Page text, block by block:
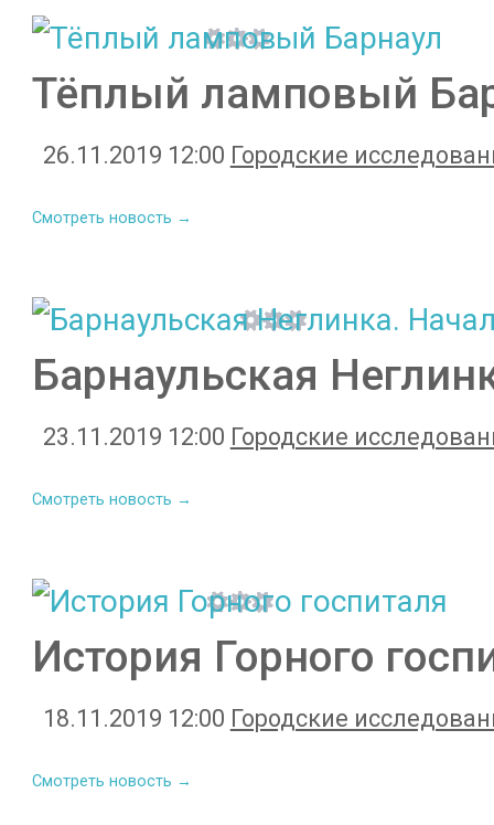
Тёплый ламповый
26.11.2019 12:00 Городские
Смотреть новость →
Барнаульская
23.11.2019 12:00 Городские
Смотреть новость →
История Горного
18.11.2019 12:00 Городские
Смотреть новость →